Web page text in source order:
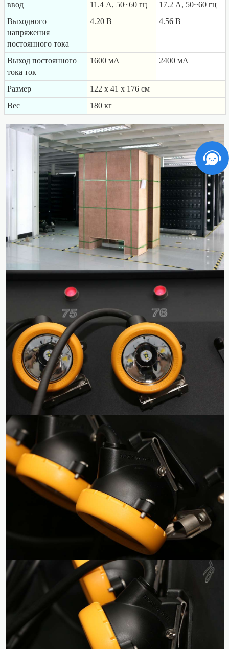
ввод 11.4 A, 50~60 гц
17.2 A, 50~60 гц
Выходного
напряжения
постоянного тока
4.20 B 4.56 B
Выход постоянного
тока ток
1600 мA 2400 мA
Размер
122 x 41 x 176 cм
Вес
180 кг